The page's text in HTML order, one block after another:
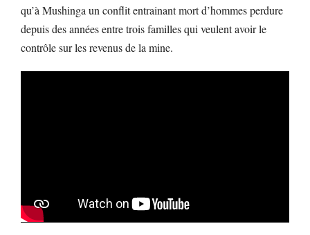
qu’à Mushinga un conflit entrainant mort d’hommes perdure
depuis des années entre trois familles qui veulent avoir le
contrôle sur les revenus de la mine.